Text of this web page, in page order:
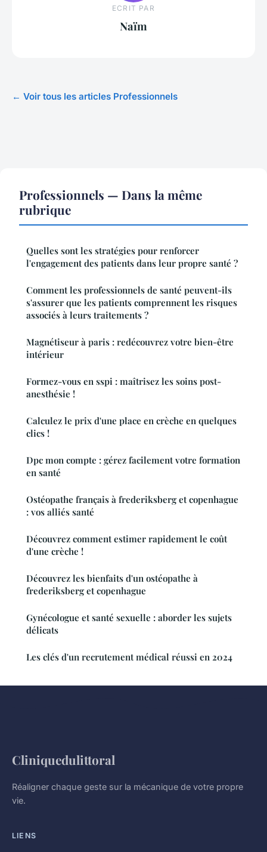
ECRIT PAR
Naïm
← Voir tous les articles Professionnels
Professionnels — Dans la même
rubrique
Quelles sont les stratégies pour renforcer
l'engagement des patients dans leur propre santé ?
Comment les professionnels de santé peuvent-ils
s'assurer que les patients comprennent les risques
associés à leurs traitements ?
Magnétiseur à paris : redécouvrez votre bien-être
intérieur
Formez-vous en sspi : maîtrisez les soins post-
anesthésie !
Calculez le prix d'une place en crèche en quelques
clics !
Dpc mon compte : gérez facilement votre formation
en santé
Ostéopathe français à frederiksberg et copenhague
: vos alliés santé
Découvrez comment estimer rapidement le coût
d'une crèche !
Découvrez les bienfaits d'un ostéopathe à
frederiksberg et copenhague
Gynécologue et santé sexuelle : aborder les sujets
délicats
Les clés d'un recrutement médical réussi en 2024
Cliniquedulittoral
Réaligner chaque geste sur la mécanique de votre propre
vie.
LIENS